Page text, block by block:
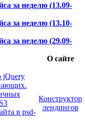
за неделю (13.09-
за неделю (13.10-
за неделю (29.09-
О сайте
jQuery
в psd-
Конструктор
лендингов